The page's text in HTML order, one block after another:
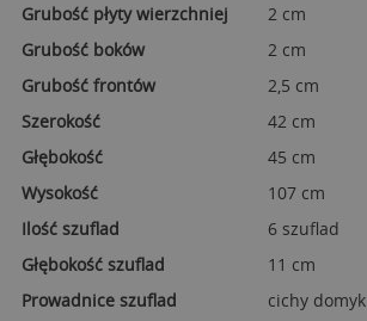
Grubość płyty wierzchniej
2 cm
Grubość boków
2 cm
Grubość frontów
2,5 cm
Szerokość
42 cm
Głębokość
45 cm
Wysokość
107 cm
Ilość szuflad
6 szuflad
Głębokość szuflad
11 cm
Prowadnice szuflad
cichy domyk